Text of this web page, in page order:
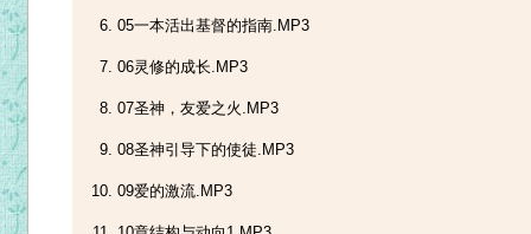
05一本活出基督的指南.MP3
06灵修的成长.MP3
07圣神，友爱之火.MP3
08圣神引导下的使徒.MP3
09爱的激流.MP3